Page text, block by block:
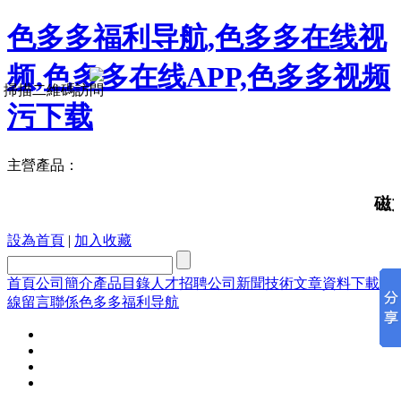
色多多福利导航,色多多在线视
频,色多多在线APP,色多多视频
污下载
主營產品：
磁力
設為首頁 | 加入收藏
首頁公司簡介產品目錄人才招聘公司新聞技術文章資料下載
線留言聯係色多多福利导航
掃描二維碼訪問